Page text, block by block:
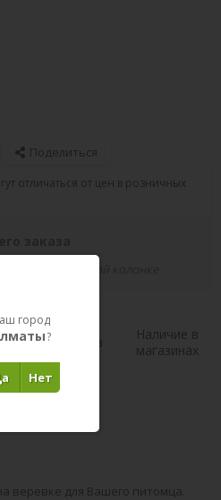
Поделиться
отличаться от цен в розничных
Состав
Наличие в
магазинах
0 (0)
веревке для Вашего питомца.
город
?
Нет